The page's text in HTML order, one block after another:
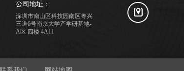
公司地址：
深圳市南山区科技园南区粤兴
三道6号南京大学产学研基地-
A区 四楼 4A11